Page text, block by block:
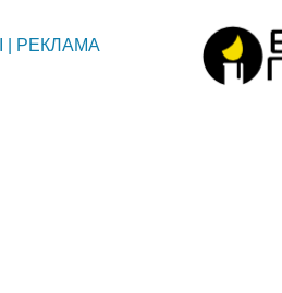
РЕКЛАМА